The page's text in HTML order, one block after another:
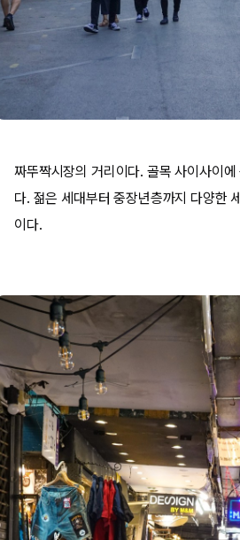
짜뚜짝시장의 거리이다. 골목 사이사이
다. 젊은 세대부터 중장년층까지 다양한
이다.